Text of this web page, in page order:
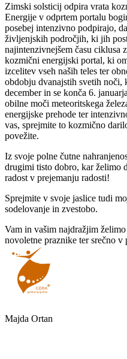
Zimski solsticij odpira vrata
Energije v odprtem portalu
posebej intenzivno podpirajo,
življenjskih področjih, ki jih
najintenzivnejšem času ciklusa
kozmični energijski portal, ki
izcelitev vseh naših teles ter
obdobju dvanajstih svetih noči,
december in se konča 6.
obilne moči meteoritskega
energijske prehode ter
vas, sprejmite to kozmično
povežite.
Iz svoje polne čutne
drugimi tisto dobro, kar želimo
radost v prejemanju radosti!
Sprejmite v svoje jaslice tudi
sodelovanje in zvestobo.
Vam in vašim najdražjim
novoletne praznike ter srečno v
Majda Ortan